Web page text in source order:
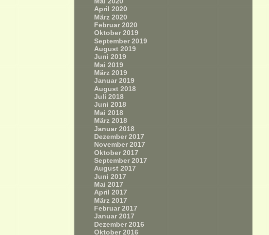
April 2020
März 2020
Februar 2020
Oktober 2019
September 2019
August 2019
Juni 2019
Mai 2019
März 2019
Januar 2019
August 2018
Juli 2018
Juni 2018
Mai 2018
März 2018
Januar 2018
Dezember 2017
November 2017
Oktober 2017
September 2017
August 2017
Juni 2017
Mai 2017
April 2017
März 2017
Februar 2017
Januar 2017
Dezember 2016
Oktober 2016